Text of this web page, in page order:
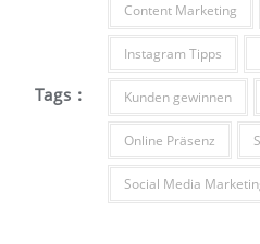
Tags :
Content Marketing
Instagram Tipps
Kunden gewinnen
Online Präsenz
Social Media